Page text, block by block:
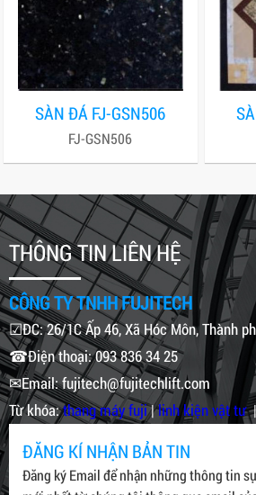
SÀN ĐÁ FJ-GSN506
FJ-GSN506
THÔNG TIN LIÊN HỆ
CÔNG TY TNHH FUJITECH
☑ĐC: 26/1C Ấp 46, Xã Hóc Môn, Thành
☎Điện thoại: 093 836 34 25
✉Email: fujitech@fujitechlift.com
Từ khóa:thang máy fuji|linh kiện vật tư
ĐĂNG KÍ NHẬN BẢN TIN
Đăng ký Email để nhận những thông tin